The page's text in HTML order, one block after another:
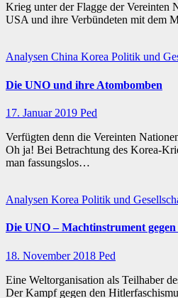
Krieg unter der Flagge der Vereinten
USA und ihre Verbündeten mit dem
Analysen China Korea Politik und
Die UNO und ihre Atombomben
17. Januar 2019 Ped
Verfügten denn die Vereinten
Oh ja! Bei Betrachtung des Korea-
man fassungslos…
Analysen Korea Politik und
Die UNO – Machtinstrument
18. November 2018 Ped
Eine Weltorganisation als Teilhaber
Der Kampf gegen den